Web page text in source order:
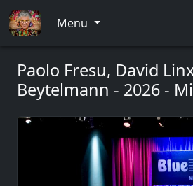
Menu
Paolo Fresu, David
Beytelmann - 2026 -